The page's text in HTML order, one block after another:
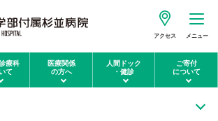
アクセス メニュー
療科
て
医療関係
の方へ
人間ドック
・健診
ご寄付
について